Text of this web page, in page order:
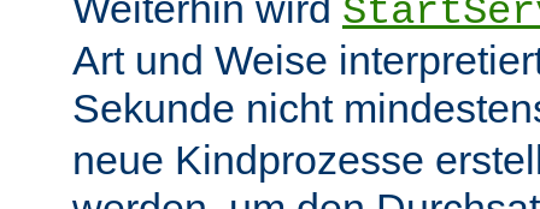
Art und Weise
Sekunde nicht
neue Kindprozesse